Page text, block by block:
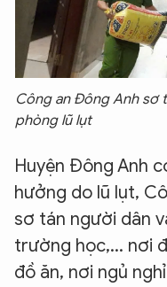
Công an Đông Anh sơ
phòng lũ lụt
Huyện Đông Anh
hưởng do lũ lụt,
sơ tán người dân
trường học,... nơi
đồ ăn, nơi ngủ